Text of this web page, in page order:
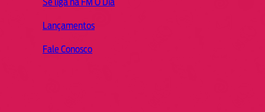
Lançamentos
Fale Conosco